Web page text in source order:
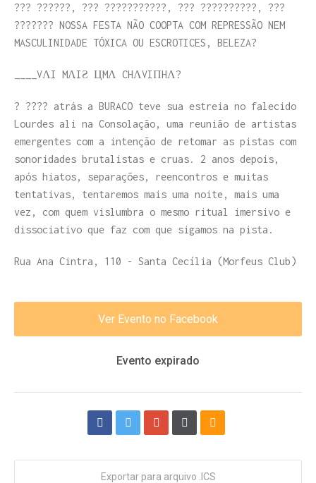
??? ??????, ??? ???????????, ??? ??????????, ???
??????? NOSSA FESTA NÃO COOPTA COM REPRESSÃO NEM
MASCULINIDADE TÓXICA OU ESCROTICES, BELEZA?
____VΛI MΛIƧ ЦMΛ CHΛVIПHΛ?
? ???? atrás a BURACO teve sua estreia no falecido
Lourdes ali na Consolação, uma reunião de artistas
emergentes com a intenção de retomar as pistas com
sonoridades brutalistas e cruas. 2 anos depois,
após hiatos, separações, reencontros e muitas
tentativas, tentaremos mais uma noite, mais uma
vez, com quem vislumbra o mesmo ritual imersivo e
dissociativo que faz com que sigamos na pista.
Rua Ana Cintra, 110 - Santa Cecília (Morfeus Club)
Ver Evento no Facebook
Evento expirado
Exportar para arquivo .ICS